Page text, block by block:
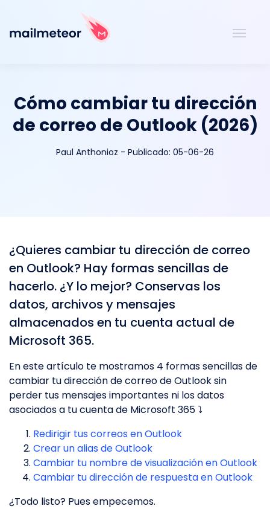
Cómo cambiar tu dirección
de correo de Outlook (2026)
Paul Anthonioz - Publicado: 05-06-26
¿Quieres cambiar tu dirección de correo
en Outlook? Hay formas sencillas de
hacerlo. ¿Y lo mejor? Conservas los
datos, archivos y mensajes
almacenados en tu cuenta actual de
Microsoft 365.
En este artículo te mostramos 4 formas sencillas de
cambiar tu dirección de correo de Outlook sin
perder tus mensajes importantes ni los datos
asociados a tu cuenta de Microsoft 365 ⤵️
Redirigir tus correos en Outlook
Crear un alias de Outlook
Cambiar tu nombre de visualización en Outlook
Cambiar tu dirección de respuesta en Outlook
¿Todo listo? Pues empecemos.